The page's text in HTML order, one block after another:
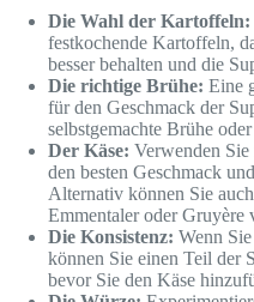
Die Wahl der Kartoffeln:
festkochende Kartoffeln,
besser behalten und die
Die richtige Brühe: Eine
für den Geschmack der
selbstgemachte Brühe
Der Käse: Verwenden
den besten Geschmack
Alternativ können Sie
Emmentaler oder Gruyère
Die Konsistenz: Wenn
können Sie einen Teil der
bevor Sie den Käse